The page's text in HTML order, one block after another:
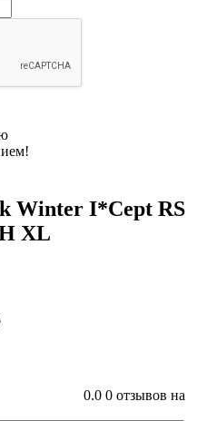
Winter I*Cept RS
XL
0.0 0 отзывов на